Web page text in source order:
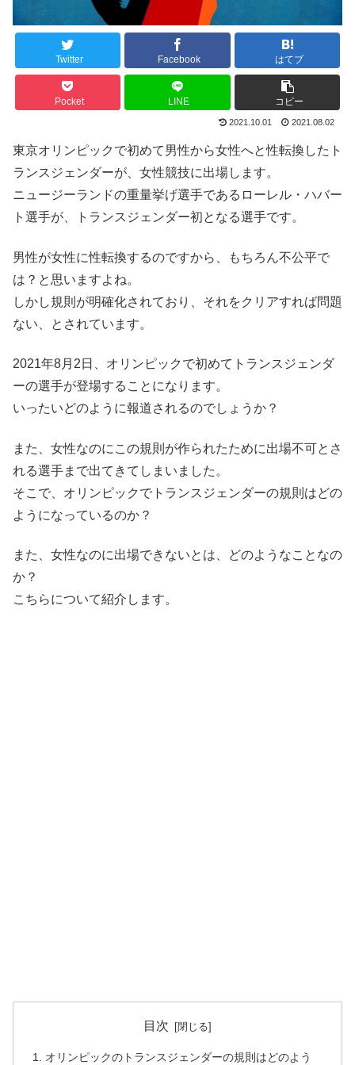
Twitter Facebook はてブ
Pocket LINE コピー
2021.10.01 2021.08.02
東京オリンピックで初めて男性から女性へと性転換したト
ランスジェンダーが、女性競技に出場します。
ニュージーランドの重量挙げ選手であるローレル・ハバー
ト選手が、トランスジェンダー初となる選手です。
男性が女性に性転換するのですから、もちろん不公平で
は？と思いますよね。
しかし規則が明確化されており、それをクリアすれば問題
ない、とされています。
2021年8月2日、オリンピックで初めてトランスジェンダ
ーの選手が登場することになります。
いったいどのように報道されるのでしょうか？
また、女性なのにこの規則が作られたために出場不可とさ
れる選手まで出てきてしまいました。
そこで、オリンピックでトランスジェンダーの規則はどの
ようになっているのか？
また、女性なのに出場できないとは、どのようなことなの
か？
こちらについて紹介します。
目次
オリンピックのトランスジェンダーの規則はどのよう